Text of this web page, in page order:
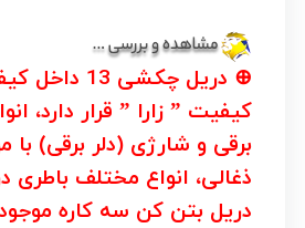
در
امتیازدهی
مشتری
⊕ دریل چکشی 13 داخل کیفی برزنتی
کیفیت ” زارا ” قرار دارد،
برقی و شارژی (دلر برقی) با
ذغالی، انواع مختلف باطری
دریل بتن کن سه کاره